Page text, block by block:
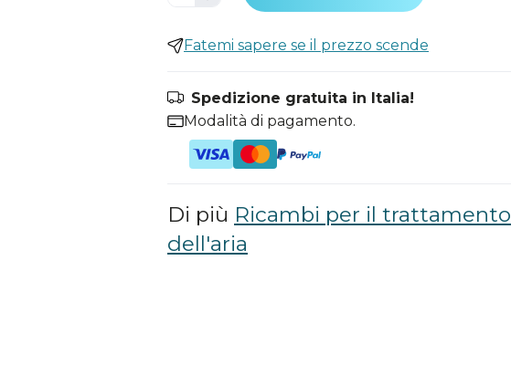
Fatemi sapere se il prezzo scende
Spedizione gratuita in Italia!
Modalità di pagamento.
Di più Ricambi per il trattamento
dell'aria